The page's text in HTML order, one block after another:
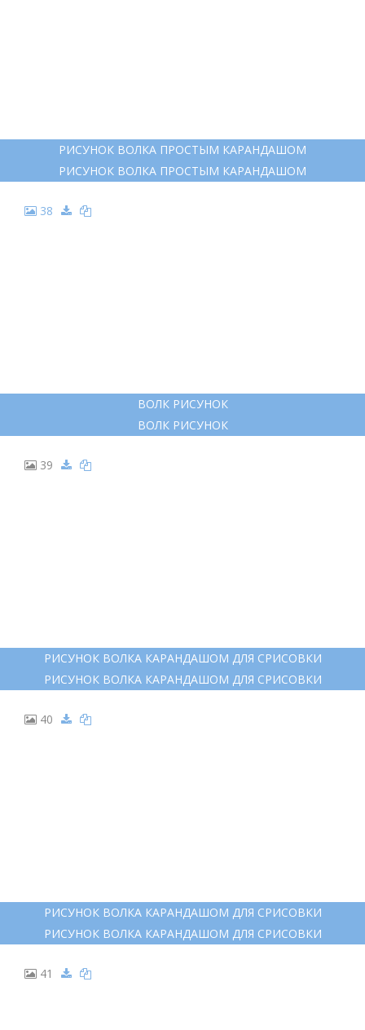
РИСУНОК ВОЛКА ПРОСТЫМ КАРАНДАШОМ
РИСУНОК ВОЛКА ПРОСТЫМ КАРАНДАШОМ
38
ВОЛК РИСУНОК
ВОЛК РИСУНОК
39
РИСУНОК ВОЛКА КАРАНДАШОМ ДЛЯ СРИСОВКИ
РИСУНОК ВОЛКА КАРАНДАШОМ ДЛЯ СРИСОВКИ
40
РИСУНОК ВОЛКА КАРАНДАШОМ ДЛЯ СРИСОВКИ
РИСУНОК ВОЛКА КАРАНДАШОМ ДЛЯ СРИСОВКИ
41